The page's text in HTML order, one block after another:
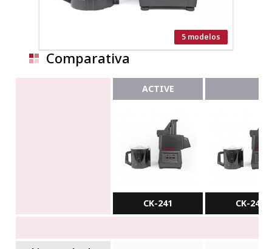
5 modelos
Comparativa
ACTIVE
CK-241 CK-24V